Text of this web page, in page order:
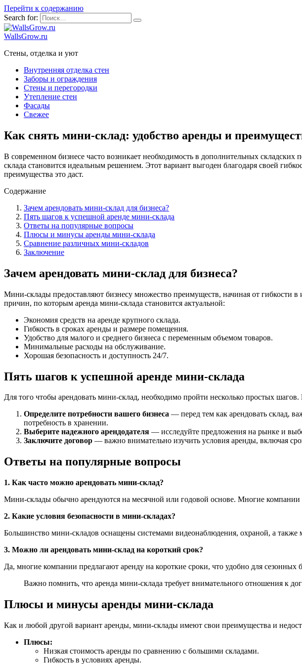
Перейти к содержанию
Search for:
WallsGrow.ru
Стены, отделка и уют
Внутренняя отделка стен
Заборы и ограждения
Стены и перегородки
Утепление стен
Фасады
Свежее
Как снять мини-склад: удобство аренды и
В современном бизнесе часто возникает необходимость в дополнительных
склада становится идеальным решением. Этот вариант выгоден благодаря своей
преимущества это даст.
Содержание
Зачем арендовать мини-склад для бизнеса?
Пять шагов к успешной аренде мини-склада
Ответы на популярные вопросы
Плюсы и минусы аренды мини-склада
Сравнение различных мини-складов
Заключение
Зачем арендовать мини-склад для бизнеса?
Мини-склады предоставляют бизнесу множество преимуществ, начиная от гибкости
причин, по которым аренда мини-склада становится актуальной:
Экономия средств на аренде крупного склада.
Гибкость в сроках аренды и размере помещения.
Удобство для малого и среднего бизнеса с переменным объемом товаров.
Минимальные расходы на обслуживание.
Хорошая безопасность и доступность 24/7.
Пять шагов к успешной аренде мини-склада
Для того чтобы арендовать мини-склад, необходимо пройти несколько простых
Определите потребности вашего бизнеса — перед тем как арендовать склад,
потребность в хранении.
Выберите надежного арендодателя — исследуйте предложения на рынке и
Заключите договор — важно внимательно изучить условия аренды, включая
Ответы на популярные вопросы
1. Как часто можно арендовать мини-склад?
Мини-склады обычно арендуются на месячной или годовой основе. Многие
2. Какие условия безопасности в мини-складах?
Большинство мини-складов оснащены системами видеонаблюдения, охраной, а также
3. Можно ли арендовать мини-склад на короткий срок?
Да, многие компании предлагают аренду на короткие сроки, что удобно для сезонных
Важно помнить, что аренда мини-склада требует внимательного отношения к
Плюсы и минусы аренды мини-склада
Как и любой другой вариант аренды, мини-склады имеют свои преимущества и
Плюсы:
Низкая стоимость аренды по сравнению с большими складами.
Гибкость в условиях аренды.